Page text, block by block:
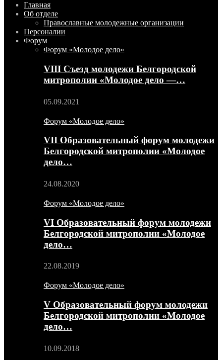
Главная
Об отделе
Православные молодежные организации
Персоналии
Форум
Форум «Молодое дело»
VIII Съезд молодежи Белгородской
митрополии «Молодое дело —…
05.09.2021
Форум «Молодое дело»
VII Образовательный форум молодежи
Белгородской митрополии «Молодое
дело…
24.08.2020
Форум «Молодое дело»
VI Образовательный форум молодежи
Белгородской митрополии «Молодое
дело…
22.08.2019
Форум «Молодое дело»
V Образовательный форум молодежи
Белгородской митрополии «Молодое
дело…
10.09.2018